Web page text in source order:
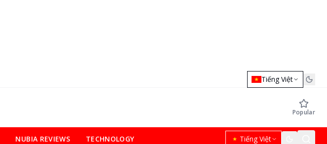
Tiếng Việt
Popular
NUBIA REVIEWS TECHNOLOGY Tiếng Việt